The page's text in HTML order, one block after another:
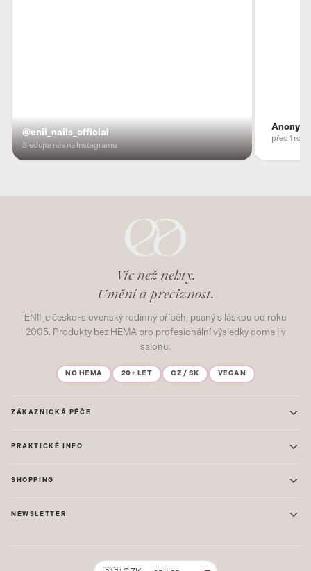
@enii_nails_official
Sledujte nás na Instagramu
Anonym
před 1
Víc než nehty.
Umění a preciznost.
ENII je česko-slovenský rodinný příběh, psaný s láskou od roku
2005. Produkty bez HEMA pro profesionální výsledky doma i v
salonu.
NO HEMA 20+ LET CZ / SK VEGAN
ZÁKAZNICKÁ PÉČE
Časté dotazy
Mapa stránek
PRAKTICKÉ INFO
Prodejna: Uherské Hradiště
Ochrana osobních údajů
SHOPPING
GEL LAKY
NEWSLETTER